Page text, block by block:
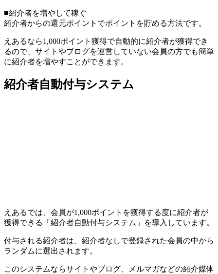
■紹介者を増やして稼ぐ
紹介者からの還元ポイントでポイントを貯める方法です。
えあるなら1,000ポイント獲得で自動的に紹介者が獲得でき
るので、サイトやブログを運営していない会員の方でも簡単
に紹介者を増やすことができます。
紹介者自動付与システム
えあるでは、会員が1,000ポイントを獲得する度に紹介者が
獲得できる「紹介者自動付与システム」を導入しています。
付与される紹介者は、紹介者なしで登録された会員の中から
ランダムに選出されます。
このシステムならサイトやブログ、メルマガなどの紹介媒体